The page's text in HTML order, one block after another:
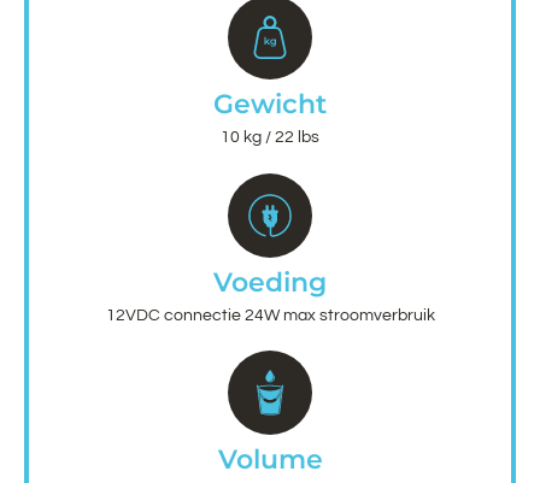
Gewicht
10 kg / 22 lbs
Voeding
12VDC connectie 24W max stroomverbruik
Volume